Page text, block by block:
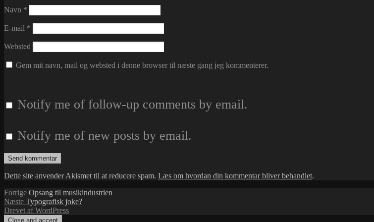
Navn *
E-mail *
Websted
Gem mit navn, mail og websted i denne browser til næste gang jeg kommenterer.
Notify me of follow-up comments by email.
Notify me of new posts by email.
Dette site anvender Akismet til at reducere spam. Læs om hvordan din kommentar bliver behandlet.
Indlægsnavigation
Forrige Forrige
indlæg:
Opsang til musikindustrien
Næste Næste
indlæg:
Typografisk joke?
Drevet af WordPress